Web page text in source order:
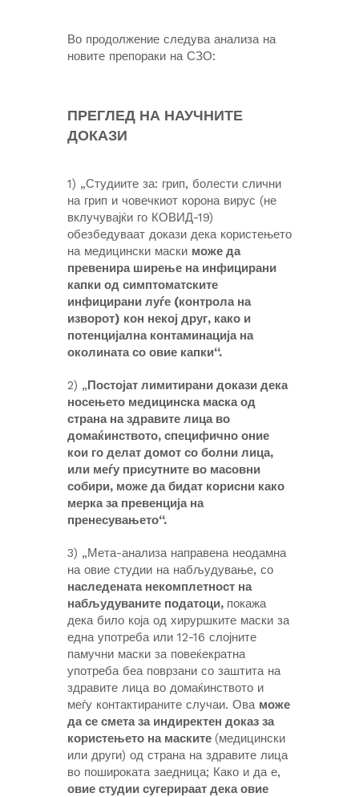
Во продолжение следува анализа на
новите препораки на СЗО:
ПРЕГЛЕД НА НАУЧНИТЕ
ДОКАЗИ
1) „Студиите за: грип, болести слични
на грип и човечкиот корона вирус (не
вклучувајќи го КОВИД-19)
обезбедуваат докази дека користењето
на медицински маски може да
превенира ширење на инфицирани
капки од симптоматските
инфицирани луѓе (контрола на
изворот) кон некој друг, како и
потенцијална контаминација на
околината со овие капки“.
2) „Постојат лимитирани докази дека
носењето медицинска маска од
страна на здравите лица во
домаќинството, специфично оние
кои го делат домот со болни лица,
или меѓу присутните во масовни
собири, може да бидат корисни како
мерка за превенција на
пренесувањето“.
3) „Мета-анализа направена неодамна
на овие студии на набљудување, со
наследената некомплетност на
набљудуваните податоци, покажа
дека било која од хируршките маски за
една употреба или 12-16 слојните
памучни маски за повеќекратна
употреба беа поврзани со заштита на
здравите лица во домаќинството и
меѓу контактираните случаи. Ова може
да се смета за индиректен доказ за
користењето на маските (медицински
или други) од страна на здравите лица
во пошироката заедница; Како и да е,
овие студии сугерираат дека овие